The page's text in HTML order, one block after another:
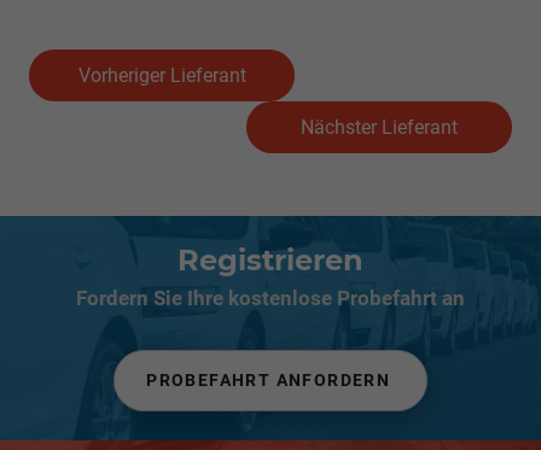
Vorheriger Lieferant
Nächster Lieferant
Registrieren
Fordern Sie Ihre kostenlose Probefahrt an
PROBEFAHRT ANFORDERN